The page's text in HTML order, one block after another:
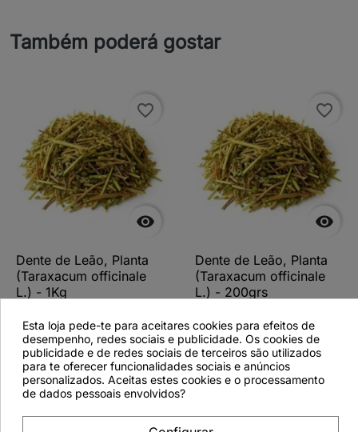
Também poderá gostar

favorite_border
Dente de Leão, Planta
(Taraxacum officinale
L.) - 1Kg
Ver detalhes

favorite_border
Dente de Leão, Planta
(Taraxacum officinale
L.) - 200grs
Ver detalhes
Esta loja pede-te para aceitares cookies para efeitos de
desempenho, redes sociais e publicidade. Os cookies de
publicidade e de redes sociais de terceiros são utilizados
para te oferecer funcionalidades sociais e anúncios
personalizados. Aceitas estes cookies e o processamento
de dados pessoais envolvidos?